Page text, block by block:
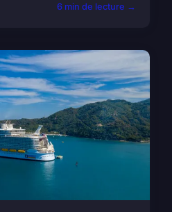
6 min de lecture →